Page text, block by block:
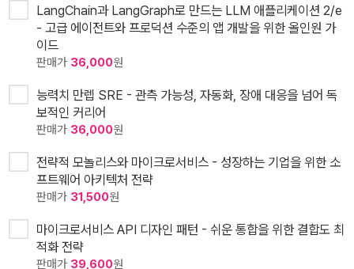
LangChain과 LangGraph로 만드는 LLM 애플리케이션 2/e
- 고급 에이전트와 프로덕션 수준의 앱 개발을 위한 올인원 가
이드
판매가 36,000원
능력치 만렙 SRE - 관측 가능성, 자동화, 장애 대응을 넘어 독
보적인 커리어
판매가 36,000원
전략적 모놀리스와 마이크로서비스 - 성장하는 기업을 위한 소
프트웨어 아키텍처 전략
판매가 31,500원
마이크로서비스 API 디자인 패턴 - 쉬운 통합을 위한 결합도 최
적화 전략
판매가 39,600원